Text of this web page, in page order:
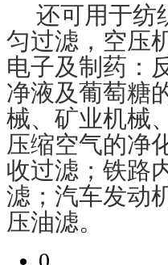
还可用于纺
匀过滤，空压
电子及制药：
净液及葡萄糖
械、矿业机械
压缩空气的净
收过滤；铁路
滤；汽车发动
压油滤。